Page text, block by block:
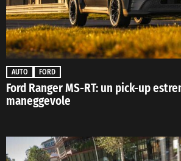
AUTO FORD
Ford Ranger MS-RT: un pick-up
maneggevole